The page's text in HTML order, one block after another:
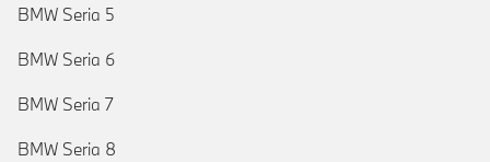
BMW Seria 5
BMW Seria 6
BMW Seria 7
BMW Seria 8